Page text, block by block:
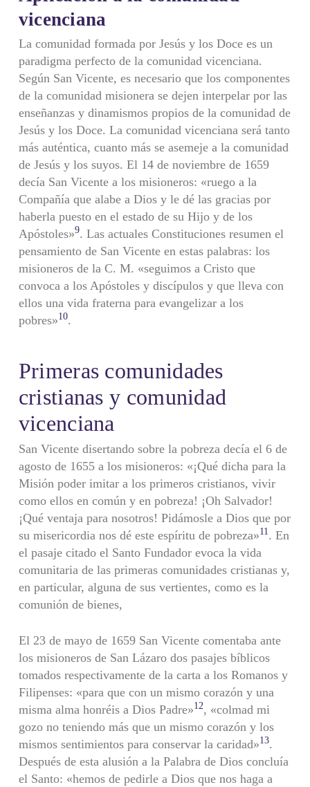
vicenciana
La comunidad formada por Jesús y los Doce es un
paradigma perfecto de la comunidad vicenciana.
Según San Vicente, es necesario que los componentes
de la comunidad misionera se dejen interpelar por las
enseñanzas y dinamismos propios de la comunidad de
Jesús y los Doce. La comunidad vicenciana será tanto
más auténtica, cuanto más se asemeje a la comunidad
de Jesús y los suyos. El 14 de noviembre de 1659
decía San Vicente a los misioneros: «ruego a la
Compañía que alabe a Dios y le dé las gracias por
haberla puesto en el estado de su Hijo y de los
Apóstoles»9. Las actuales Constituciones resumen el
pensamiento de San Vicente en estas palabras: los
misioneros de la C. M. «seguimos a Cristo que
convoca a los Apóstoles y discípulos y que lleva con
ellos una vida fraterna para evangelizar a los
pobres»10.
Primeras comunidades
cristianas y comunidad
vicenciana
San Vicente disertando sobre la pobreza decía el 6 de
agosto de 1655 a los misioneros: «¡Qué dicha para la
Misión poder imitar a los primeros cristianos, vivir
como ellos en común y en pobreza! ¡Oh Salvador!
¡Qué ventaja para nosotros! Pidámosle a Dios que por
su misericordia nos dé este espíritu de pobreza»11. En
el pasaje citado el Santo Fundador evoca la vida
comunitaria de las primeras comunidades cristianas y,
en particular, alguna de sus vertientes, como es la
comunión de bienes,
El 23 de mayo de 1659 San Vicente comentaba ante
los misioneros de San Lázaro dos pasajes bíblicos
tomados respectivamente de la carta a los Romanos y
Filipenses: «para que con un mismo corazón y una
misma alma honréis a Dios Padre»12, «colmad mi
gozo no teniendo más que un mismo corazón y los
mismos sentimientos para conservar la caridad»13.
Después de esta alusión a la Palabra de Dios concluía
el Santo: «hemos de pedirle a Dios que nos haga a